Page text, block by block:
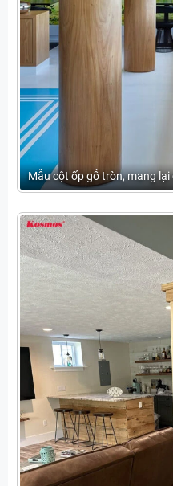
Mẫu cột ốp gỗ tròn, mang